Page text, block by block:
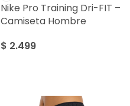
Nike Pro Training Dri-FIT –
Camiseta Hombre
$ 2.499